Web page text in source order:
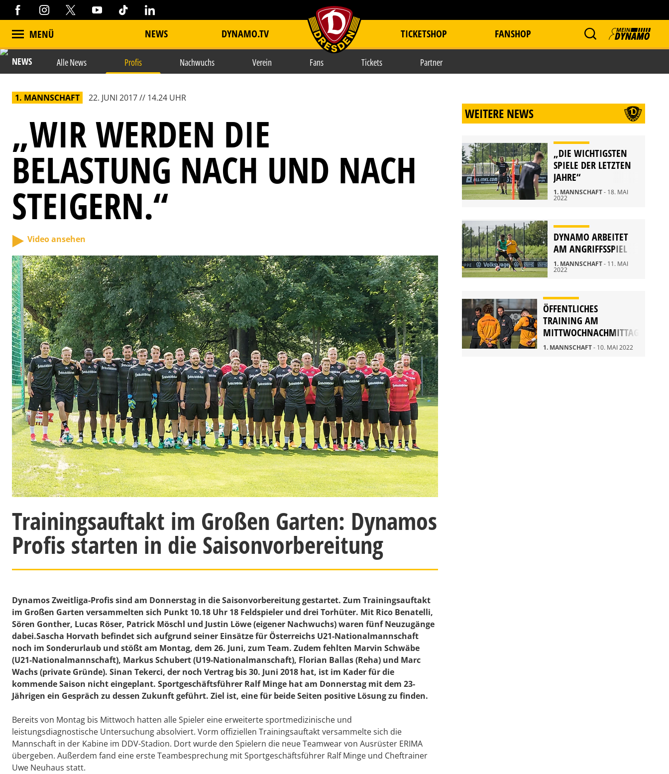
MENÜ NEWS DYNAMO.TV item.title TICKETSHOP FANSHOP
NEWS Alle News Profis Nachwuchs Verein Fans Tickets Partner
1. MANNSCHAFT 22. JUNI 2017 // 14.24 UHR
„WIR WERDEN DIE
BELASTUNG NACH UND NACH
STEIGERN.“
Video ansehen
Trainingsauftakt im Großen Garten: Dynamos
Profis starten in die Saisonvorbereitung
Dynamos Zweitliga-Profis sind am Donnerstag in die Saisonvorbereitung gestartet. Zum Trainingsauftakt
im Großen Garten versammelten sich Punkt 10.18 Uhr 18 Feldspieler und drei Torhüter. Mit Rico Benatelli,
Sören Gonther, Lucas Röser, Patrick Möschl und Justin Löwe (eigener Nachwuchs) waren fünf Neuzugänge
dabei.Sascha Horvath befindet sich aufgrund seiner Einsätze für Österreichs U21-Nationalmannschaft
noch im Sonderurlaub und stößt am Montag, dem 26. Juni, zum Team. Zudem fehlten Marvin Schwäbe
(U21-Nationalmannschaft), Markus Schubert (U19-Nationalmanschaft), Florian Ballas (Reha) und Marc
Wachs (private Gründe). Sinan Tekerci, der noch Vertrag bis 30. Juni 2018 hat, ist im Kader für die
kommende Saison nicht eingeplant. Sportgeschäftsführer Ralf Minge hat am Donnerstag mit dem 23-
Jährigen ein Gespräch zu dessen Zukunft geführt. Ziel ist, eine für beide Seiten positive Lösung zu finden.
Bereits von Montag bis Mittwoch hatten alle Spieler eine erweiterte sportmedizinische und
leistungsdiagnostische Untersuchung absolviert. Vorm offiziellen Trainingsauftakt versammelte sich die
Mannschaft in der Kabine im DDV-Stadion. Dort wurde den Spielern die neue Teamwear von Ausrüster ERIMA
übergeben. Außerdem fand eine erste Teambesprechung mit Sportgeschäftsführer Ralf Minge und Cheftrainer
Uwe Neuhaus statt.
WEITERE NEWS
„DIE WICHTIGSTEN
SPIELE DER LETZTEN
JAHRE“
1. MANNSCHAFT- 18. MAI
2022
DYNAMO ARBEITET
AM ANGRIFFSSPIEL
1. MANNSCHAFT- 11. MAI
2022
ÖFFENTLICHES
TRAINING AM
MITTWOCHNACHMITTAG
1. MANNSCHAFT- 10. MAI 2022